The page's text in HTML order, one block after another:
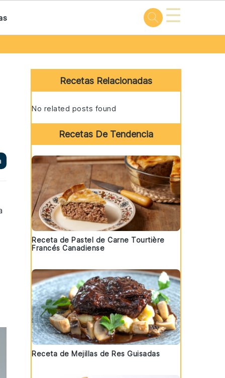
☰
Primary
Sidebar
Recetas Relacionadas
No related posts found
Recetas De Tendencia
Receta de Pastel de Carne Tourtière
Francés Canadiense
Receta de Mejillas de Res Guisadas